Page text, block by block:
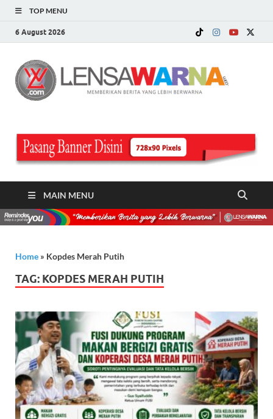
TOP MENU
6 August 2026
MAIN MENU
Home » Kopdes Merah Putih
TAG: KOPDES MERAH PUTIH